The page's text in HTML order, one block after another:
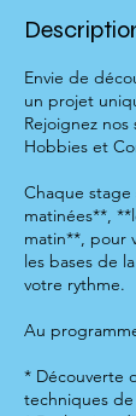
é
Envie de
un projet
Rejoignez
Hobbies et
Chaque
matinées**,
matin**, pour
les bases de
votre rythme.
Au
* Découverte
techniques